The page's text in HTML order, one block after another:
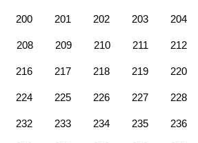
200 201 202 203 204
208 209 210 211 212
216 217 218 219 220
224 225 226 227 228
232 233 234 235 236